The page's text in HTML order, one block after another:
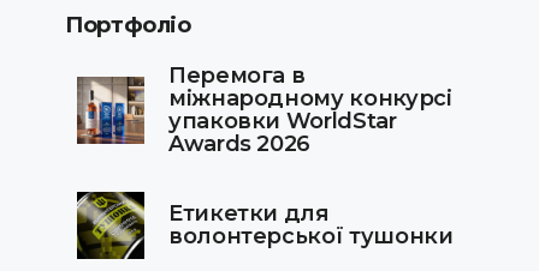
Портфоліо
Перемога в
міжнародному конкурсі
упаковки WorldStar
Awards 2026
Етикетки для
волонтерської тушонки